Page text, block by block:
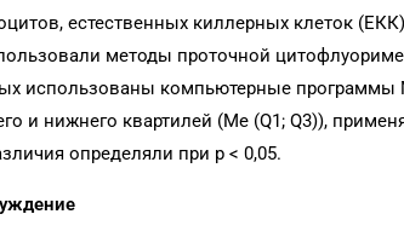
естественных киллерных клеток
методы проточной
использованы компьютерные программы
и нижнего квартилей (Me (Q1; Q3)),
определяли при p < 0,05.